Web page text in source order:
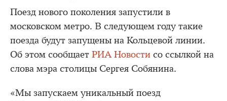
Поезд нового поколения запустили в
московском метро. В следующем году такие
поезда будут запущены на Кольцевой линии.
Об этом сообщает РИА Новости со ссылкой на
слова мэра столицы Сергея Собянина.
«Мы запускаем уникальный поезд